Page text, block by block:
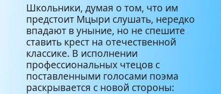
Школьники, думая о том, что им
предстоит Мцыри слушать, нередко
впадают в уныние, но не спешите
ставить крест на отечественной
классике. В исполнении
профессиональных чтецов с
поставленными голосами поэма
раскрывается с новой стороны: